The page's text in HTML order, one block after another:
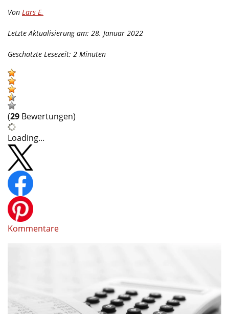
Von Lars E.
Letzte Aktualisierung am: 28. Januar 2022
Geschätzte Lesezeit: 2 Minuten
(29 Bewertungen)
Loading...
Kommentare